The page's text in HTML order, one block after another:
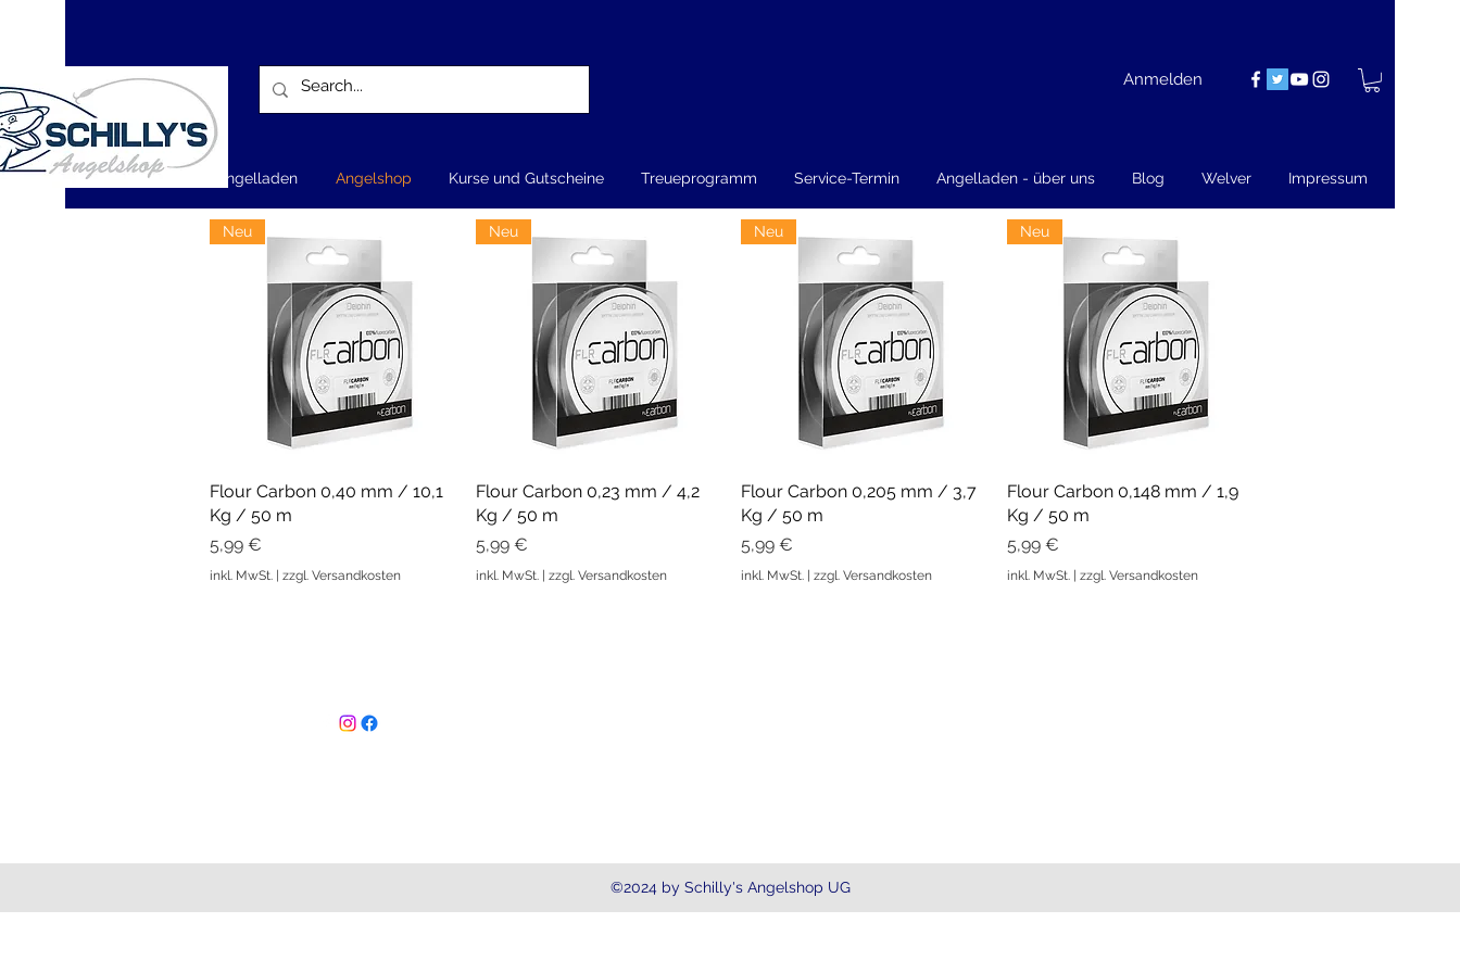
Anmelden
Home - Angelladen Angelshop Kurse und Gutscheine Treueprogramm Service-Termin Angelladen - über uns Blog Welver Impressum
Schnellansicht
Neu
Flour Carbon 0,40 mm / 10,1
Kg / 50 m
Preis
5,99 €
inkl. MwSt. zzgl. Versandkosten
Schnellansicht
Neu
Flour Carbon 0,23 mm / 4,2
Kg / 50 m
Preis
5,99 €
inkl. MwSt.| zzgl. Versandkosten
Schnellansicht
Neu
Flour Carbon 0,205 mm / 3,7
Kg / 50 m
Preis
5,99 €
inkl. MwSt. zzgl. Versandkosten
Schnellansicht
Neu
Flour Carbon 0,148 mm / 1,9
Kg / 50 m
Preis
5,99 €
inkl. MwSt.| zzgl. Versandkosten
©2024 by Schilly's Angelshop UG